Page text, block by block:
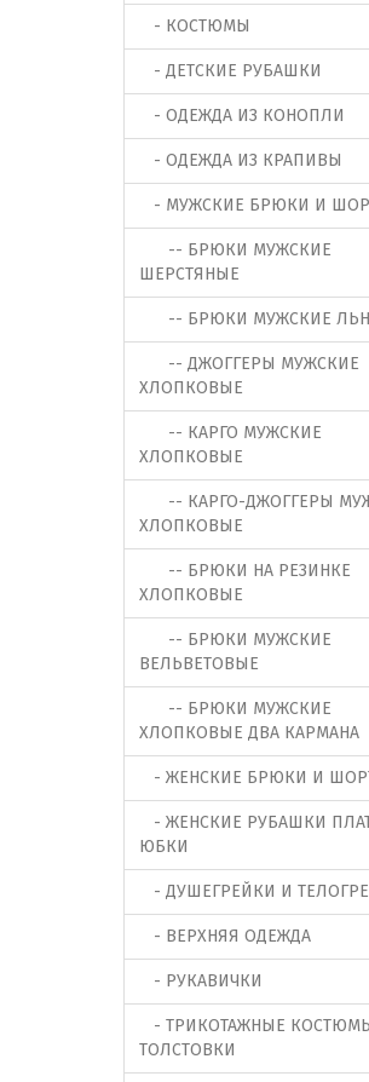
- КОСТЮМЫ
- ДЕТСКИЕ РУБАШКИ
- ОДЕЖДА ИЗ КОНОПЛИ
- ОДЕЖДА ИЗ КРАПИВЫ
- МУЖСКИЕ БРЮКИ И
-- БРЮКИ МУЖСКИЕ
ШЕРСТЯНЫЕ
-- БРЮКИ МУЖСКИЕ
-- ДЖОГГЕРЫ МУЖСКИЕ
ХЛОПКОВЫЕ
-- КАРГО МУЖСКИЕ
ХЛОПКОВЫЕ
-- КАРГО-ДЖОГГЕРЫ
ХЛОПКОВЫЕ
-- БРЮКИ НА РЕЗИНКЕ
ХЛОПКОВЫЕ
-- БРЮКИ МУЖСКИЕ
ВЕЛЬВЕТОВЫЕ
-- БРЮКИ МУЖСКИЕ
ХЛОПКОВЫЕ ДВА КАРМАНА
- ЖЕНСКИЕ БРЮКИ И
- ЖЕНСКИЕ РУБАШКИ
ЮБКИ
- ДУШЕГРЕЙКИ И
- ВЕРХНЯЯ ОДЕЖДА
- РУКАВИЧКИ
- ТРИКОТАЖНЫЕ
ТОЛСТОВКИ